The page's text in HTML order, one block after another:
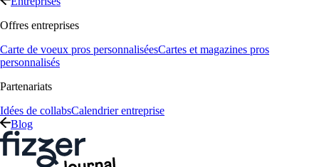
Offres entreprises
Carte de voeux pros personnaliséesCartes et magazines pros
personnalisés
Partenariats
Idées de collabsCalendrier entreprise
Blog